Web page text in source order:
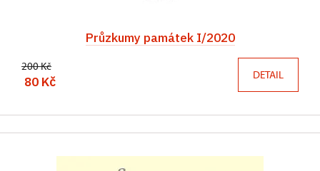
Průzkumy památek I/2020
200 Kč
80 Kč DETAIL